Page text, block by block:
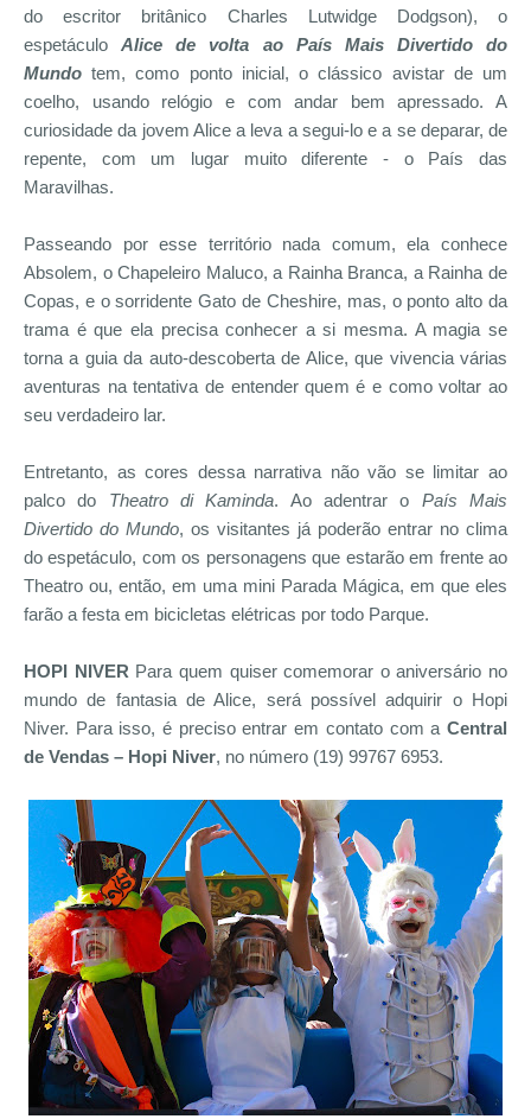
do escritor britânico Charles Lutwidge Dodgson), o
espetáculoAlice de volta ao País Mais Divertido do
Mundo tem, como ponto inicial, o clássico avistar de um
coelho, usando relógio e com andar bem apressado. A
curiosidade da jovem Alice a leva a segui-lo e a se deparar, de
repente, com um lugar muito diferente - o País das
Maravilhas.
Passeando por esse território nada comum, ela conhece
Absolem, o Chapeleiro Maluco, a Rainha Branca, a Rainha de
Copas, e o sorridente Gato de Cheshire, mas, o ponto alto da
trama é que ela precisa conhecer a si mesma. A magia se
torna a guia da auto-descoberta de Alice, que vivencia várias
aventuras na tentativa de entender quem é e como voltar ao
seu verdadeiro lar.
Entretanto, as cores dessa narrativa não vão se limitar ao
palco do Theatro di Kaminda. Ao adentrar o País Mais
Divertido do Mundo, os visitantes já poderão entrar no clima
do espetáculo, com os personagens que estarão em frente ao
Theatro ou, então, em uma mini Parada Mágica, em que eles
farão a festa em bicicletas elétricas por todo Parque.
HOPI NIVER Para quem quiser comemorar o aniversário no
mundo de fantasia de Alice, será possível adquirir o Hopi
Niver. Para isso, é preciso entrar em contato com a Central
de Vendas – Hopi Niver, no número (19) 99767 6953.